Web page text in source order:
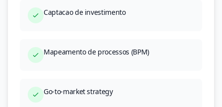
Captacao de investimento
Mapeamento de processos (BPM)
Go-to-market strategy